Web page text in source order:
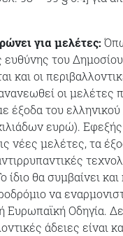
για μελέτες:
ευθύνης του
και οι
οι μελέτες
έξοδα του
ευρώ).
νέες μελέτες, τα
ίδιο θα συμβαίνει
να
Ευρωπαϊκή Οδηγία.
άδειες είναι